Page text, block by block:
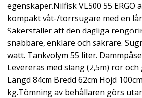
egenskaper.Nilfisk VL500 55 ERGO
kompakt våt-/torrsugare med en
Säkerställer att den dagliga
snabbare, enklare och säkrare.
watt. Tankvolym 55 liter.
Levereras med slang (2,5m) rör och
Längd 84cm Bredd 62cm Höjd
kg.Tömning av behållaren görs